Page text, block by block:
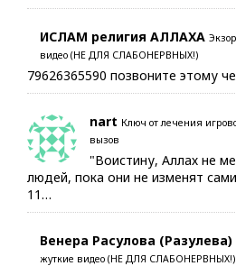
ИСЛАМ религия АЛЛАХА
видео (НЕ ДЛЯ СЛАБОНЕРВНЫХ!)
79626365590 позвоните этому
nart Ключ от лечения
вызов
"Воистину, Аллах не
людей, пока они не изменят
11…
Венера Расулова (Разулева)
жуткие видео (НЕ ДЛЯ СЛАБОНЕРВНЫХ!)